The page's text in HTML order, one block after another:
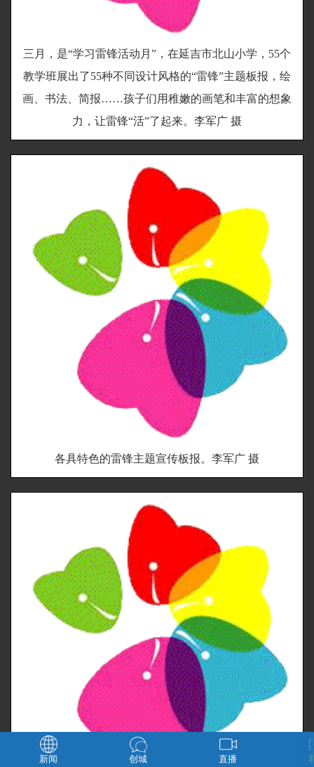
三月，是“学习雷锋活动月”，在延吉市北山小学，55个
教学班展出了55种不同设计风格的“雷锋”主题板报，绘
画、书法、简报……孩子们用稚嫩的画笔和丰富的想象
力，让雷锋“活”了起来。李军广 摄
各具特色的雷锋主题宣传板报。李军广 摄
新闻 创城 直播